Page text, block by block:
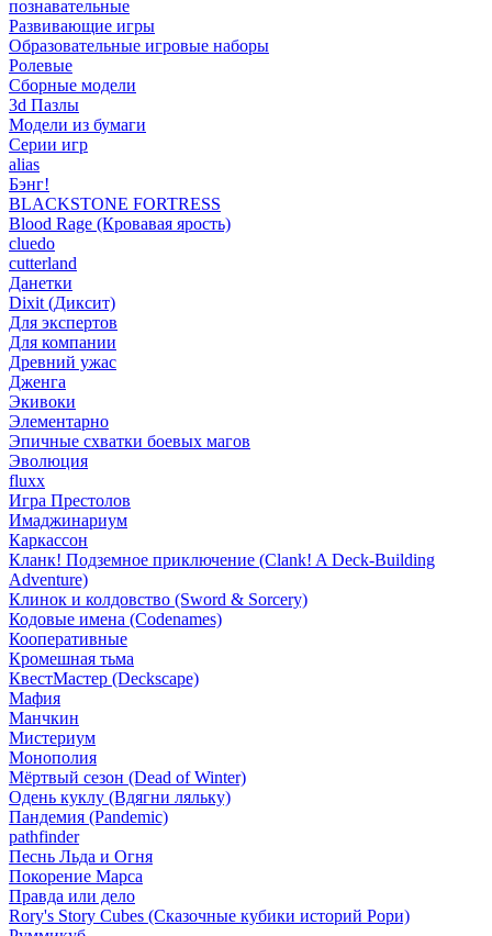
познавательные
Развивающие игры
Образовательные игровые наборы
Ролевые
Сборные модели
3d Пазлы
Модели из бумаги
Серии игр
alias
Бэнг!
BLACKSTONE FORTRESS
Blood Rage (Кровавая ярость)
cluedo
cutterland
Данетки
Dixit (Диксит)
Для экспертов
Для компании
Древний ужас
Дженга
Экивоки
Элементарно
Эпичные схватки боевых магов
Эволюция
fluxx
Игра Престолов
Имаджинариум
Каркассон
Кланк! Подземное приключение (Clank! A Deck-Building
Adventure)
Клинок и колдовство (Sword & Sorcery)
Кодовые имена (Codenames)
Кооперативные
Кромешная тьма
КвестМастер (Deckscape)
Мафия
Манчкин
Мистериум
Монополия
Мёртвый сезон (Dead of Winter)
Одень куклу (Вдягни ляльку)
Пандемия (Pandemic)
pathfinder
Песнь Льда и Огня
Покорение Марса
Правда или дело
Rory's Story Cubes (Сказочные кубики историй Рори)